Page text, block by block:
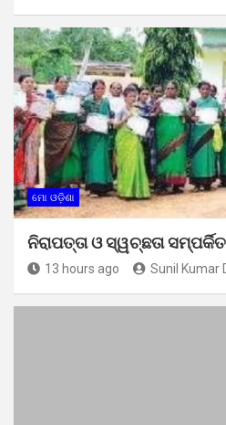
ମୋ ଓଡ଼ିଶା
ନିରାପତ୍ତା ଓ ସ୍ୱଚ୍ଛତା
13 hours ago Sunil Kumar